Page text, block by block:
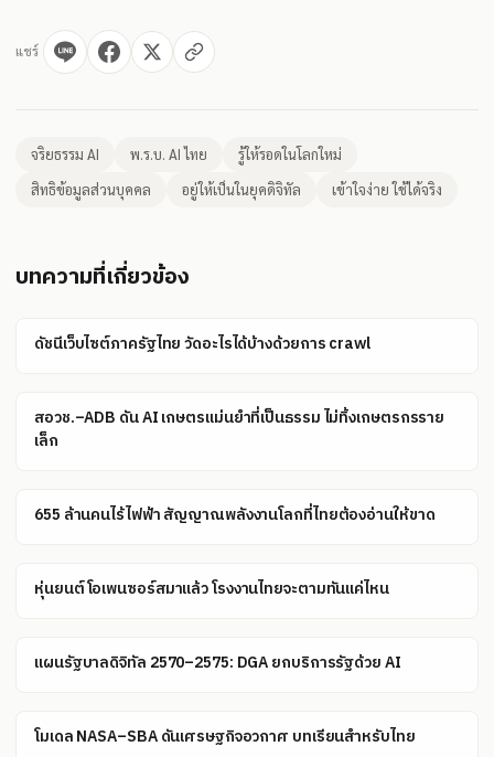
แชร์
จริยธรรม AI พ.ร.บ. AI ไทย
รู้ให้รอดในโลกใหม่
สิทธิข้อมูลส่วนบุคคล
อยู่ให้เป็นในยุคดิจิทัล เข้าใจง่าย ใช้ได้จริง
บทความที่เกี่ยวข้อง
ดัชนีเว็บไซต์ภาครัฐไทย วัดอะไรได้บ้างด้วยการ crawl
สอวช.–ADB ดัน AI เกษตรแม่นยำที่เป็นธรรม ไม่ทิ้งเกษตรกรราย
เล็ก
655 ล้านคนไร้ไฟฟ้า สัญญาณพลังงานโลกที่ไทยต้องอ่านให้ขาด
หุ่นยนต์โอเพนซอร์สมาแล้ว โรงงานไทยจะตามทันแค่ไหน
แผนรัฐบาลดิจิทัล 2570–2575: DGA ยกบริการรัฐด้วย AI
โมเดล NASA–SBA ดันเศรษฐกิจอวกาศ บทเรียนสำหรับไทย